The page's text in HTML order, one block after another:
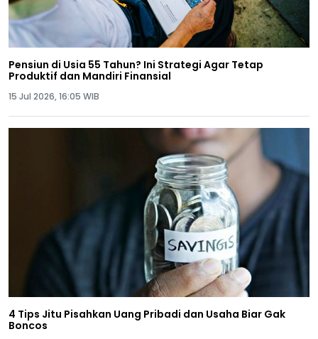
Pensiun di Usia 55 Tahun? Ini Strategi Agar Tetap
Produktif dan Mandiri Finansial
15 Jul 2026, 16:05 WIB
4 Tips Jitu Pisahkan Uang Pribadi dan Usaha Biar Gak
Boncos